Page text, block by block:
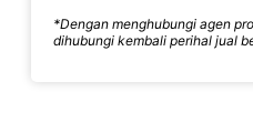
*Dengan menghubungi agen
dihubungi kembali perihal jual